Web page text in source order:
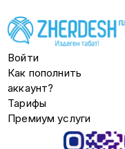
Войти
Как пополнить
аккаунт?
Тарифы
Премиум услуги